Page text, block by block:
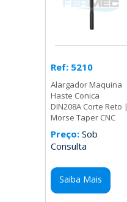
Ref: 5210
Alargador Maquina
Haste Conica
DIN208A Corte Reto |
Morse Taper CNC
Preço: Sob
Consulta
Saiba Mais